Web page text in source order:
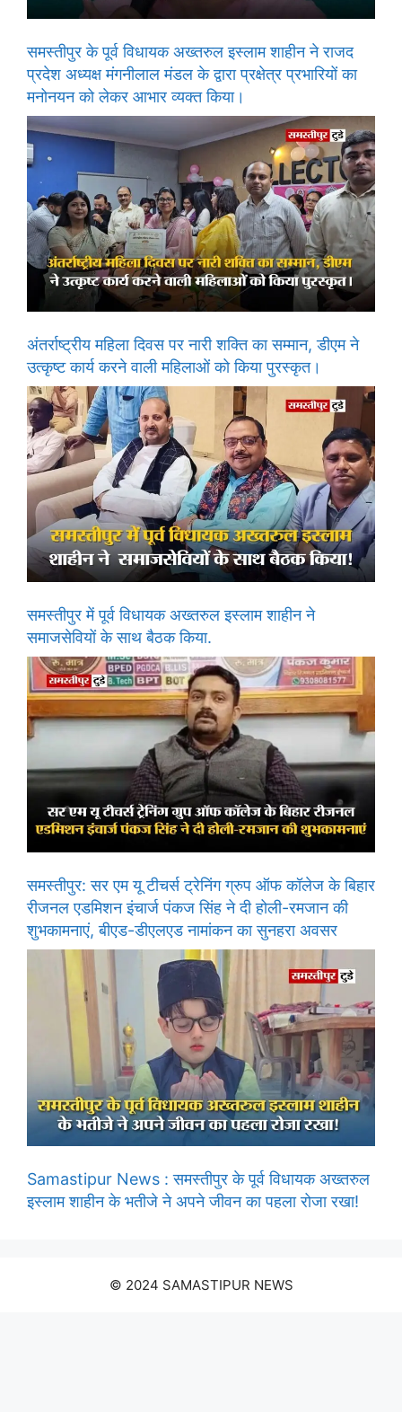
समस्तीपुर के पूर्व विधायक अख्तरुल इस्लाम शाहीन ने राजद
प्रदेश अध्यक्ष मंगनीलाल मंडल के द्वारा प्रक्षेत्र प्रभारियों का
मनोनयन को लेकर आभार व्यक्त किया।
अंतर्राष्ट्रीय महिला दिवस पर नारी शक्ति का सम्मान, डीएम ने
उत्कृष्ट कार्य करने वाली महिलाओं को किया पुरस्कृत।
समस्तीपुर में पूर्व विधायक अख्तरुल इस्लाम शाहीन ने
समाजसेवियों के साथ बैठक किया.
समस्तीपुर: सर एम यू टीचर्स ट्रेनिंग ग्रुप ऑफ कॉलेज के बिहार
रीजनल एडमिशन इंचार्ज पंकज सिंह ने दी होली-रमजान की
शुभकामनाएं, बीएड-डीएलएड नामांकन का सुनहरा अवसर
Samastipur News : समस्तीपुर के पूर्व विधायक अख्तरुल
इस्लाम शाहीन के भतीजे ने अपने जीवन का पहला रोजा रखा!
© 2024 SAMASTIPUR NEWS